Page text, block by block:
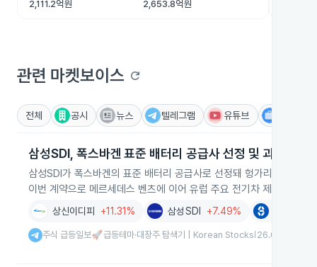
2,111.2억원
2,653.8억원
관련 마켓보이스 refresh
전체 공시 뉴스 텔레그램 유튜브
삼성SDI, 폭스바겐 표준 배터리 공급사 선정 및 괴드 1공
삼성SDI가 폭스바겐의 표준 배터리 공급사로 선정돼 헝가리 괴드 1
이번 계약으로 메르세데스 벤츠에 이어 유럽 주요 전기차 제조사에 납
상신이디피 +11.31% 삼성SDI +7.49%
주식 급등일보🚀급등테마·대장주 탐색기 | Korean Stocks 26.06.17